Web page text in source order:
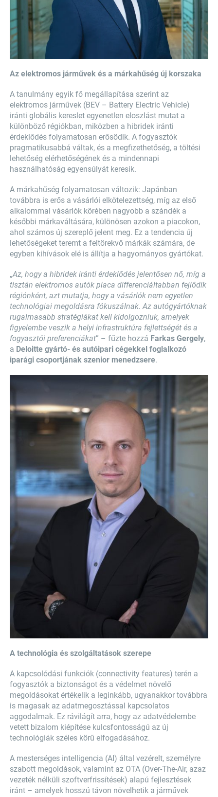
Az elektromos járművek és a márkahűség új korszaka
A tanulmány egyik fő megállapítása szerint az
elektromos járművek (BEV – Battery Electric Vehicle)
iránti globális kereslet egyenetlen eloszlást mutat a
különböző régiókban, miközben a hibridek iránti
érdeklődés folyamatosan erősödik. A fogyasztók
pragmatikusabbá váltak, és a megfizethetőség, a töltési
lehetőség elérhetőségének és a mindennapi
használhatóság egyensúlyát keresik.
A márkahűség folyamatosan változik: Japánban
továbbra is erős a vásárlói elkötelezettség, míg az első
alkalommal vásárlók körében nagyobb a szándék a
későbbi márkaváltására, különösen azokon a piacokon,
ahol számos új szereplő jelent meg. Ez a tendencia új
lehetőségeket teremt a feltörekvő márkák számára, de
egyben kihívások elé is állítja a hagyományos gyártókat.
„Az, hogy a hibridek iránti érdeklődés jelentősen nő, míg a
tisztán elektromos autók piaca differenciáltabban fejlődik
régiónként, azt mutatja, hogy a vásárlók nem egyetlen
technológiai megoldásra fókuszálnak. Az autógyártóknak
rugalmasabb stratégiákat kell kidolgozniuk, amelyek
figyelembe veszik a helyi infrastruktúra fejlettségét és a
fogyasztói preferenciákat” – fűzte hozzá Farkas Gergely,
a Deloitte gyártó- és autóipari cégekkel foglalkozó
iparági csoportjának szenior menedzsere.
A technológia és szolgáltatások szerepe
A kapcsolódási funkciók (connectivity features) terén a
fogyasztók a biztonságot és a védelmet növelő
megoldásokat értékelik a leginkább, ugyanakkor továbbra
is magasak az adatmegosztással kapcsolatos
aggodalmak. Ez rávilágít arra, hogy az adatvédelembe
vetett bizalom kiépítése kulcsfontosságú az új
technológiák széles körű elfogadásához.
A mesterséges intelligencia (AI) által vezérelt, személyre
szabott megoldások, valamint az OTA (Over-The-Air, azaz
vezeték nélküli szoftverfrissítések) alapú fejlesztések
iránt – amelyek hosszú távon növelhetik a járművek